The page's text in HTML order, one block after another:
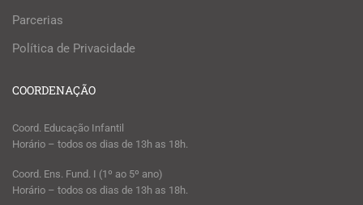
Parcerias
Política de Privacidade
COORDENAÇÃO
Coord. Educação Infantil
Horário – todos os dias de 13h as 18h.
Coord. Ens. Fund. I (1º ao 5º ano)
Horário – todos os dias de 13h as 18h.